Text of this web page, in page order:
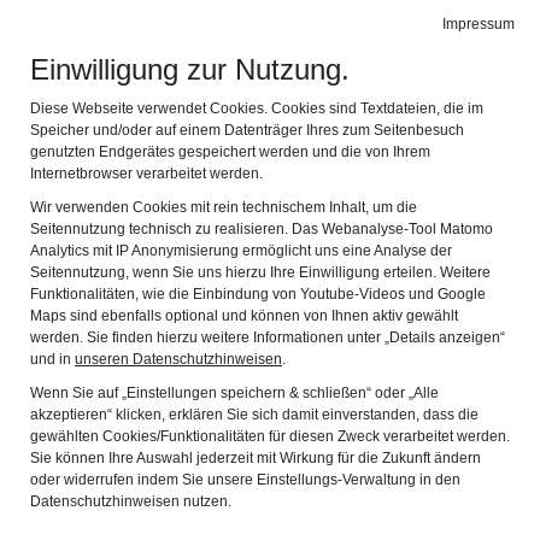
Impressum
Einwilligung zur Nutzung.
Diese Webseite verwendet Cookies. Cookies sind Textdateien, die im
Speicher und/oder auf einem Datenträger Ihres zum Seitenbesuch
genutzten Endgerätes gespeichert werden und die von Ihrem
Internetbrowser verarbeitet werden.
Wir verwenden Cookies mit rein technischem Inhalt, um die
Seitennutzung technisch zu realisieren. Das Webanalyse-Tool Matomo
Analytics mit IP Anonymisierung ermöglicht uns eine Analyse der
Seitennutzung, wenn Sie uns hierzu Ihre Einwilligung erteilen. Weitere
Funktionalitäten, wie die Einbindung von Youtube-Videos und Google
Maps sind ebenfalls optional und können von Ihnen aktiv gewählt
werden. Sie finden hierzu weitere Informationen unter „Details anzeigen“
und in unseren Datenschutzhinweisen.
Wenn Sie auf „Einstellungen speichern & schließen“ oder „Alle
akzeptieren“ klicken, erklären Sie sich damit einverstanden, dass die
gewählten Cookies/Funktionalitäten für diesen Zweck verarbeitet werden.
Sie können Ihre Auswahl jederzeit mit Wirkung für die Zukunft ändern
oder widerrufen indem Sie unsere Einstellungs-Verwaltung in den
Datenschutzhinweisen nutzen.
Geburtstagsfeier für Groß
und Klein
Zurück
Für Geburtstagsfeiern eignen sich die meisten unserer